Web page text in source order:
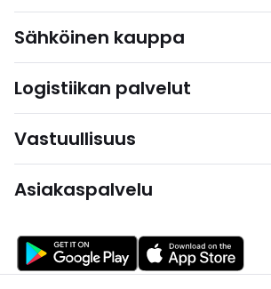
Sähköinen kauppa
Logistiikan palvelut
Vastuullisuus
Asiakaspalvelu